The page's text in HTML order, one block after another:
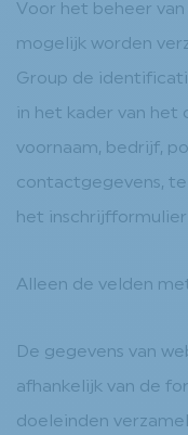
Voor het beheer
mogelijk worden
Group de
in het kader van
voornaam, bedrijf,
contactgegevens,
het
Alleen de velden
De gegevens van
afhankelijk van de
doeleinden